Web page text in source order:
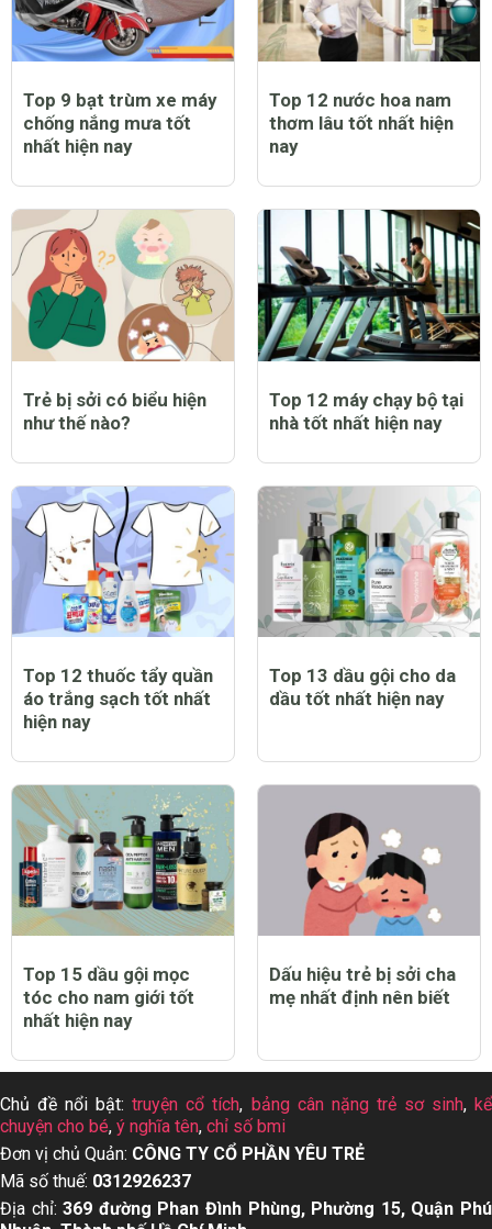
Top 9 bạt trùm xe máy
chống nắng mưa tốt
nhất hiện nay
Top 12 nước hoa nam
thơm lâu tốt nhất hiện
nay
Trẻ bị sởi có biểu hiện
như thế nào?
Top 12 máy chạy bộ tại
nhà tốt nhất hiện nay
Top 12 thuốc tẩy quần
áo trắng sạch tốt nhất
hiện nay
Top 13 dầu gội cho da
dầu tốt nhất hiện nay
Top 15 dầu gội mọc
tóc cho nam giới tốt
nhất hiện nay
Dấu hiệu trẻ bị sởi cha
mẹ nhất định nên biết
Chủ đề nổi bật:truyện cổ tích, bảng cân nặng trẻ sơ sinh, kể
chuyện cho bé, ý nghĩa tên, chỉ số bmi
Đơn vị chủ Quản: CÔNG TY CỔ PHẦN YÊU TRẺ
Mã số thuế: 0312926237
Địa chỉ:369 đường Phan Đình Phùng, Phường 15, Quận Phú